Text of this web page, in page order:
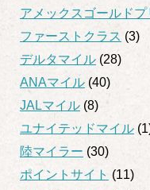
アメックスゴールドプ
ファーストクラス (3)
デルタマイル (28)
ANAマイル (40)
JALマイル (8)
ユナイテッドマイル
陸マイラー (30)
ポイントサイト (11)